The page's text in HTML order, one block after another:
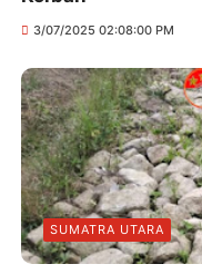
3/07/2025 02:08:00 PM
SUMATRA UTARA